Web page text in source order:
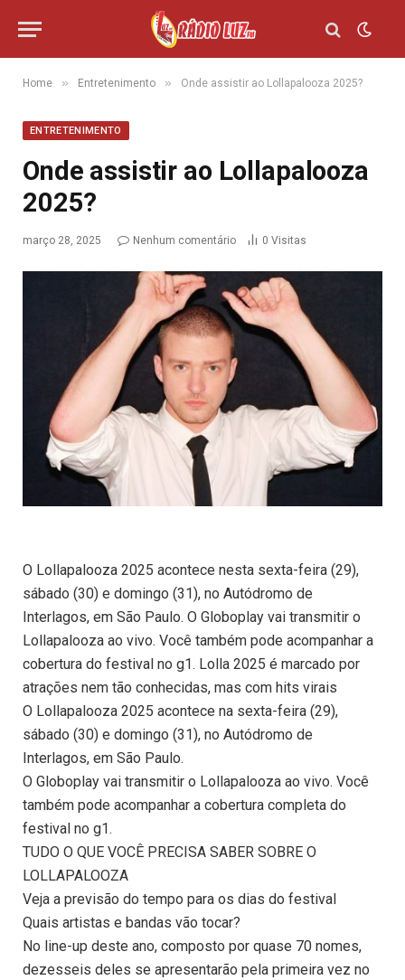
Home » Entretenimento » Onde assistir ao Lollapalooza 2025?
ENTRETENIMENTO
Onde assistir ao Lollapalooza
2025?
março 28, 2025 Nenhum comentário 0 Visitas
O Lollapalooza 2025 acontece nesta sexta-feira (29),
sábado (30) e domingo (31), no Autódromo de
Interlagos, em São Paulo. O Globoplay vai transmitir o
Lollapalooza ao vivo. Você também pode acompanhar a
cobertura do festival no g1. Lolla 2025 é marcado por
atrações nem tão conhecidas, mas com hits virais
O Lollapalooza 2025 acontece na sexta-feira (29),
sábado (30) e domingo (31), no Autódromo de
Interlagos, em São Paulo.
O Globoplay vai transmitir o Lollapalooza ao vivo. Você
também pode acompanhar a cobertura completa do
festival no g1.
TUDO O QUE VOCÊ PRECISA SABER SOBRE O
LOLLAPALOOZA
Veja a previsão do tempo para os dias do festival
Quais artistas e bandas vão tocar?
No line-up deste ano, composto por quase 70 nomes,
dezesseis deles se apresentarão pela primeira vez no